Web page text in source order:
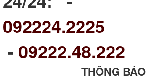
092224.2225
- 09222.48.222
THÔNG BÁO